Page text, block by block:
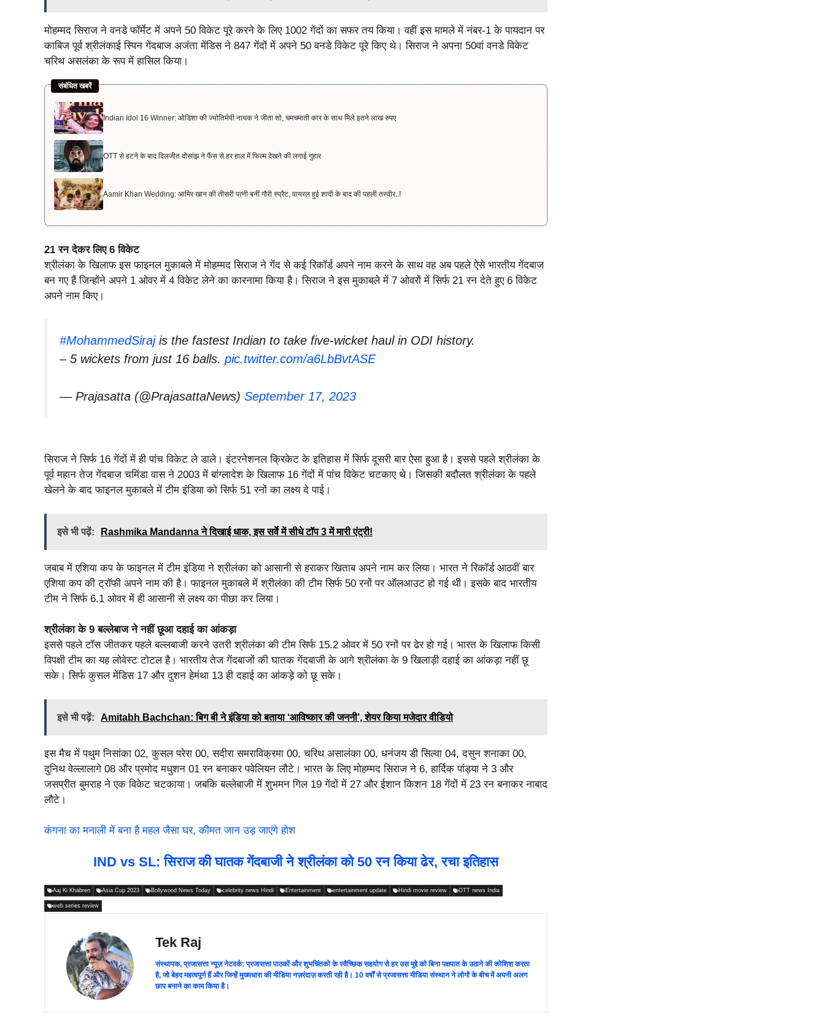
मोहम्मद सिराज ने वनडे फॉर्मेट में अपने 50 विकेट पूरे करने के लिए 1002 गेंदों का सफर तय किया। वहीं इस मामले में नंबर-1 के पायदान पर
काबिज पूर्व श्रीलंकाई स्पिन गेंदबाज अजंता मेंडिस ने 847 गेंदों में अपने 50 वनडे विकेट पूरे किए थे। सिराज ने अपना 50वां वनडे विकेट
चरिथ असलंका के रूप में हासिल किया।
संबंधित खबरें
Indian Idol 16 Winner: ओडिशा की ज्योतिर्मयी नायक ने जीता शो, चमचमाती कार के साथ मिले इतने लाख रुपए
OTT से हटने के बाद दिलजीत दोसांझ ने फैंस से हर हाल में फिल्म देखने की लगाई गुहार
Aamir Khan Wedding: आमिर खान की तीसरी पत्नी बनीं गौरी स्प्रैट, वायरल हुई शादी के बाद की पहली तस्वीर..!
21 रन देकर लिए 6 विकेट
श्रीलंका के खिलाफ इस फाइनल मुकाबले में मोहम्मद सिराज ने गेंद से कई रिकॉर्ड अपने नाम करने के साथ वह अब पहले ऐसे भारतीय गेंदबाज
बन गए हैं जिन्होंने अपने 1 ओवर में 4 विकेट लेने का कारनामा किया है। सिराज ने इस मुकाबले में 7 ओवरों में सिर्फ 21 रन देते हुए 6 विकेट
अपने नाम किए।
#MohammedSirajis the fastest Indian to take five-wicket haul in ODI history.
– 5 wickets from just 16 balls. pic.twitter.com/a6LbBvtASE
— Prajasatta (@PrajasattaNews) September 17, 2023
सिराज ने सिर्फ 16 गेंदों में ही पांच विकेट ले डाले। इंटरनेशनल क्रिकेट के इतिहास में सिर्फ दूसरी बार ऐसा हुआ है। इससे पहले श्रीलंका के
पूर्व महान तेज गेंदबाज चमिंडा वास ने 2003 में बांग्लादेश के खिलाफ 16 गेंदों में पांच विकेट चटकाए थे। जिसकी बदौलत श्रीलंका के पहले
खेलने के बाद फाइनल मुकाबले में टीम इंडिया को सिर्फ 51 रनों का लक्ष्य दे पाई।
इसे भी पढ़ें: Rashmika Mandanna ने दिखाई धाक, इस सर्वे में सीधे टॉप 3 में मारी एंट्री!
जबाब में एशिया कप के फाइनल में टीम इंडिया ने श्रीलंका को आसानी से हराकर खिताब अपने नाम कर लिया। भारत ने रिकॉर्ड आठवीं बार
एशिया कप की ट्रॉफी अपने नाम की है। फाइनल मुकाबले में श्रीलंका की टीम सिर्फ 50 रनों पर ऑलआउट हो गई थी। इसके बाद भारतीय
टीम ने सिर्फ 6.1 ओवर में ही आसानी से लक्ष्य का पीछा कर लिया।
श्रीलंका के 9 बल्लेबाज ने नहीं छूआ दहाई का आंकड़ा
इससे पहले टॉस जीतकर पहले बल्लबाजी करने उतरी श्रीलंका की टीम सिर्फ 15.2 ओवर में 50 रनों पर ढेर हो गई। भारत के खिलाफ किसी
विपक्षी टीम का यह लोवेस्ट टोटल है। भारतीय तेज गेंदबाजों की घातक गेंदबाजी के आगे श्रीलंका के 9 खिलाड़ी दहाई का आंकड़ा नहीं छू
सके। सिर्फ कुसल मेंडिस 17 और दुशन हेमंथा 13 ही दहाई का आंकड़े को छू सके।
इसे भी पढ़ें: Amitabh Bachchan: बिग बी ने इंडिया को बताया ‘आविष्कार की जननी’, शेयर किया मजेदार वीडियो
इस मैच में पथुम निसांका 02, कुसल परेरा 00, सदीरा समराविक्रमा 00, चरिथ असालंका 00, धनंजय डी सिल्वा 04, दसुन शनाका 00,
दुनिथ वेल्लालागे 08 और प्रमोद मधुशन 01 रन बनाकर पवेलियन लौटे। भारत के लिए मोहम्मद सिराज ने 6, हार्दिक पांड्या ने 3 और
जसप्रीत बुमराह ने एक विकेट चटकाया। जबकि बल्लेबाजी में शुभमन गिल 19 गेंदों में 27 और ईशान किशन 18 गेंदों में 23 रन बनाकर नाबाद
लौटे।
कंगना का मनाली में बना है महल जैसा घर, कीमत जान उड़ जाएंगे होश
IND vs SL: सिराज की घातक गेंदबाजी ने श्रीलंका को 50 रन किया ढेर, रचा इतिहास
Aaj Ki Khabren Asia Cup 2023 Bollywood News Today celebrity news Hindi Entertainment entertainment update Hindi movie review OTT news India
web series review
Tek Raj
संस्थापक, प्रजासत्ता न्यूज़ नेटवर्क: प्रजासत्ता पाठकों और शुभचिंतको के स्वैच्छिक सहयोग से हर उस मुद्दे को बिना पक्षपात के उठाने की कोशिश करता
है, जो बेहद महत्वपूर्ण हैं और जिन्हें मुख्यधारा की मीडिया नज़रंदाज़ करती रही है। 10 वर्षों से प्रजासत्ता मीडिया संस्थान ने लोगों के बीच में अपनी अलग
छाप बनाने का काम किया है।